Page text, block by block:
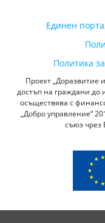
Единен
Политика
Проект „Доразвитие
достъп на граждани до
осъществява с
„Добро управление“
съюз чрез